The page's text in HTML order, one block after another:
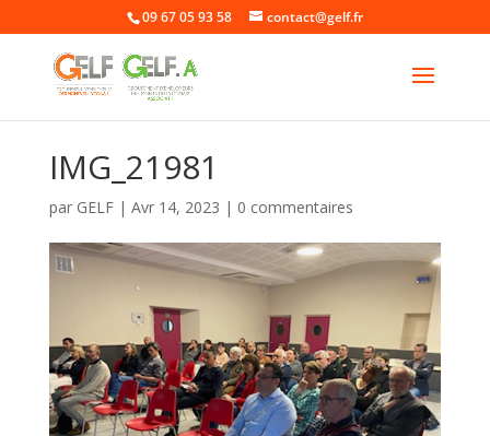
09 67 05 93 58 contact@gelf.fr
IMG_21981
par GELF| Avr 14, 2023 | 0 commentaires